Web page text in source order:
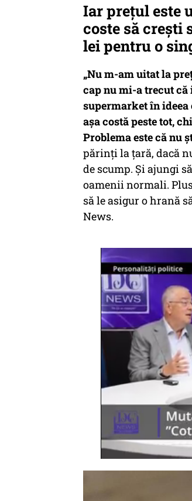
Iar prețul este
coste să crești
lei pentru o
„Nu m-am uitat la
cap nu mi-a trecut
supermarket în ideea
așa costă peste tot,
Problema este că nu
părinți la țară, dacă
de scump. Și ajungi
oamenii normali. Plus
să le asigur o hrană
News.